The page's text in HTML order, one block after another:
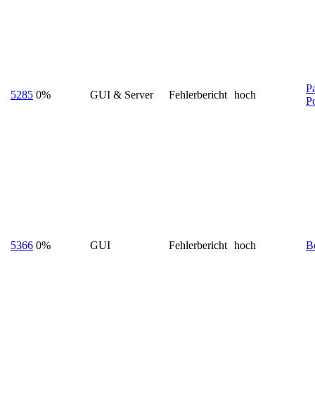
5285 0% GUI & Server Fehlerbericht hoch
5366 0% GUI Fehlerbericht hoch